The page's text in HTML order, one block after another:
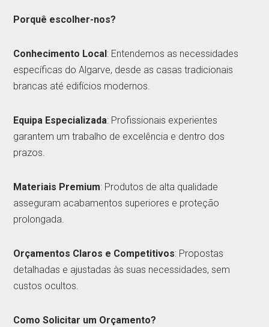
Porquê escolher-nos?
Conhecimento Local : Entendemos as necessidades
específicas do Algarve, desde as casas tradicionais
brancas até edifícios modernos.
Equipa Especializada: Profissionais experientes
garantem um trabalho de excelência e dentro dos
prazos.
Materiais Premium: Produtos de alta qualidade
asseguram acabamentos superiores e proteção
prolongada.
Orçamentos Claros e Competitivos: Propostas
detalhadas e ajustadas às suas necessidades, sem
custos ocultos.
Como Solicitar um Orçamento?